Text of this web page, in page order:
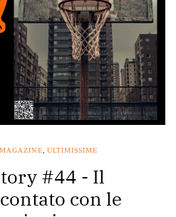
MAGAZINE, ULTIMISSIME
#44 - Il
con le